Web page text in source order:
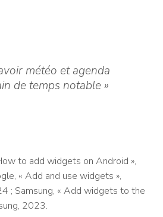
météo et agenda
de temps notable »
to add widgets on Android »,
« Add and use widgets »,
; Samsung, « Add widgets to the
2023.